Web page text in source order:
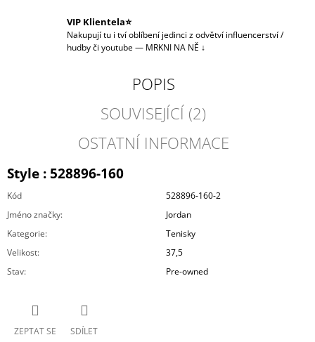
VIP Klientela⭐
Nakupují tu i tví oblíbení jedinci z odvětví influencerství /
hudby či youtube — MRKNI NA NĚ ↓
POPIS
SOUVISEJÍCÍ (2)
OSTATNÍ INFORMACE
Style : 528896-160
Kód
528896-160-2
Jméno značky:
Jordan
Kategorie:
Tenisky
Velikost:
37,5
Stav: Pre-owned
ZEPTAT SE SDÍLET